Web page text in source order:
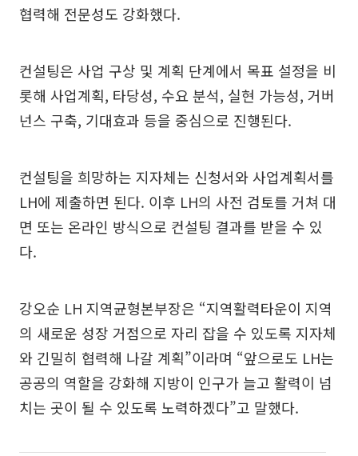
협력해 전문성도 강화했다.
컨설팅은 사업 구상 및 계획 단계에서 목표 설정을 비
롯해 사업계획, 타당성, 수요 분석, 실현 가능성, 거버
넌스 구축, 기대효과 등을 중심으로 진행된다.
컨설팅을 희망하는 지자체는 신청서와 사업계획서를
LH에 제출하면 된다. 이후 LH의 사전 검토를 거쳐 대
면 또는 온라인 방식으로 컨설팅 결과를 받을 수 있
다.
강오순 LH 지역균형본부장은 “지역활력타운이 지역
의 새로운 성장 거점으로 자리 잡을 수 있도록 지자체
와 긴밀히 협력해 나갈 계획”이라며 “앞으로도 LH는
공공의 역할을 강화해 지방이 인구가 늘고 활력이 넘
치는 곳이 될 수 있도록 노력하겠다”고 말했다.